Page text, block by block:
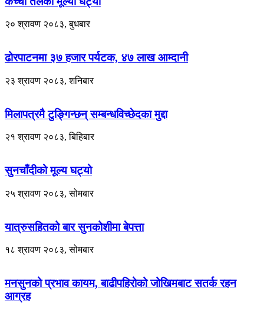
२० श्रावण २०८३, बुधबार
ढोरपाटनमा ३७ हजार पर्यटक, ४७ लाख आम्दानी
२३ श्रावण २०८३, शनिबार
मिलापत्रमै टुङ्गिन्छन् सम्बन्धविच्छेदका मुद्दा
२१ श्रावण २०८३, बिहिबार
सुनचाँदीको मूल्य घट्यो
२५ श्रावण २०८३, सोमबार
यात्रुसहितको बार सुनकोशीमा बेपत्ता
१८ श्रावण २०८३, सोमबार
मनसुनको प्रभाव कायम, बाढीपहिरोको जोखिमबाट सतर्क रहन
आग्रह